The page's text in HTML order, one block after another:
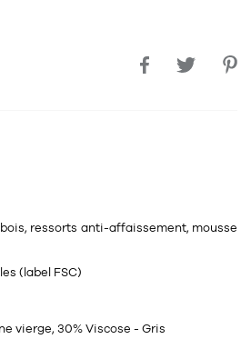
ressorts anti-affaissement, mousse
(label FSC)
vierge, 30% Viscose - Gris